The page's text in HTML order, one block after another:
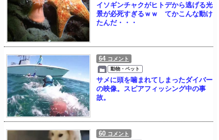
イソギンチャクがヒトデから逃げる光
景が必死すぎるｗｗ てかこんな動け
たんだ・・・
64 コメント
動物・ペット
サメに頭を噛まれてしまったダイバー
の映像。スピアフィッシング中の事
故。
60 コメント